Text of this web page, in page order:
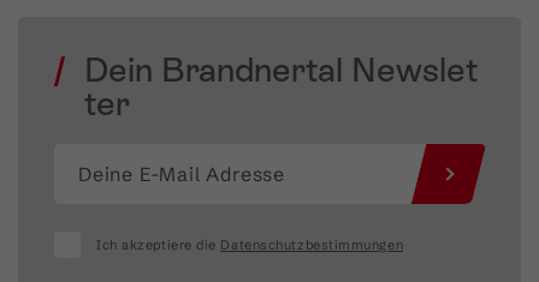
Dein Brandnertal Newslet
ter
Ich akzeptiere die Datenschutzbestimmungen